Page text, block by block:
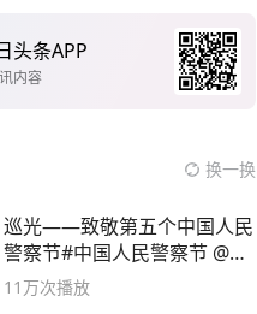
头条APP
内容
换一换
巡光——致敬第五个中国人民
警察节#中国人民警察节 @抖
音小助手
11万次播放